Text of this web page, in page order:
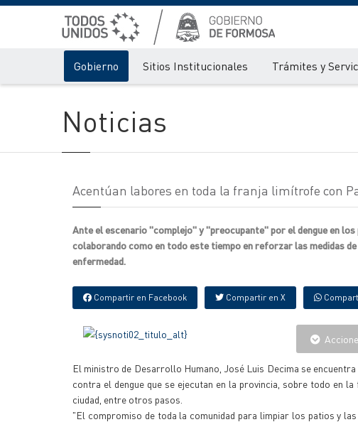
Gobierno Sitios Institucionales Trámites y
Noticias
Acentúan labores en toda la franja limítrofe con
Ante el escenario "complejo" y "preocupante" por el dengue en
colaborando como en todo este tiempo en reforzar las medidas
enfermedad.
Compartir en Facebook Compartir en X
El ministro de Desarrollo Humano, José Luis Decima se
contra el dengue que se ejecutan en la provincia, sobre todo en
ciudad, entre otros pasos.
"El compromiso de toda la comunidad para limpiar los patios y